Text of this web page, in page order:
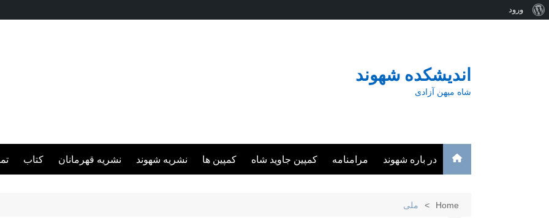
درباره
ورود
اندیشکده شهوند
شاه میهن آزادی
در باره شهوند مرامنامه کمپین جاوید شاه کمپین ها نشریه شهوند نشریه قهرمانان کتاب
Home ملی